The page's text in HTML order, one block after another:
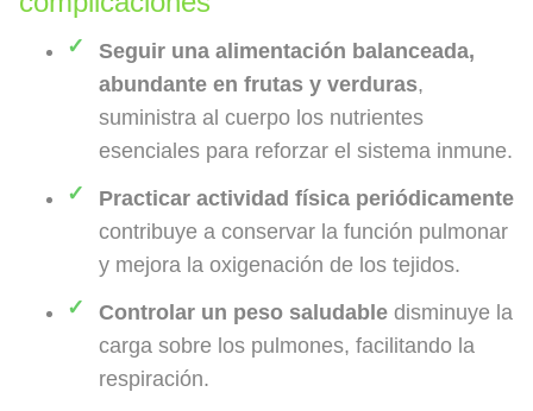
Seguir una alimentación balanceada,
abundante en frutas y verduras,
suministra al cuerpo los nutrientes
esenciales para reforzar el sistema inmune.
Practicar actividad física periódicamente
contribuye a conservar la función pulmonar
y mejora la oxigenación de los tejidos.
Controlar un peso saludable disminuye la
carga sobre los pulmones, facilitando la
respiración.